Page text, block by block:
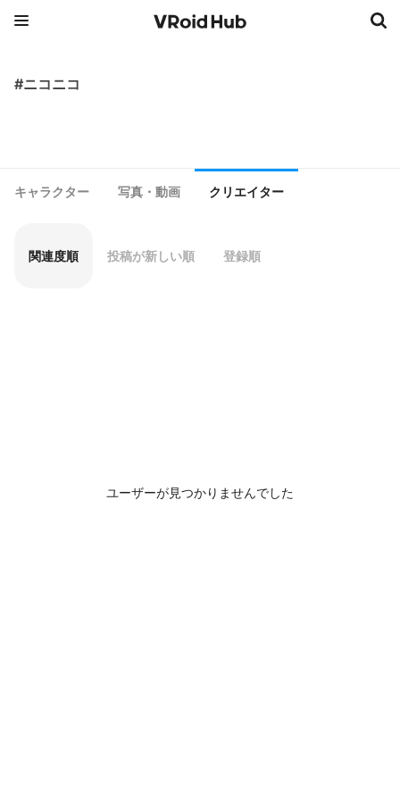
#ニコニコ
キャラクター 写真・動画 クリエイター
関連度順 投稿が新しい順 登録順
ユーザーが見つかりませんでした